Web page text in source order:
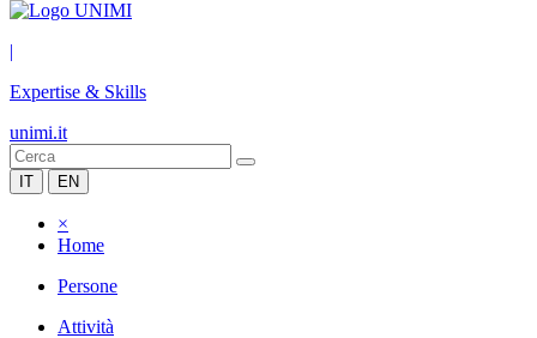
|
Expertise & Skills
unimi.it
IT EN
×
Home
Persone
Attività